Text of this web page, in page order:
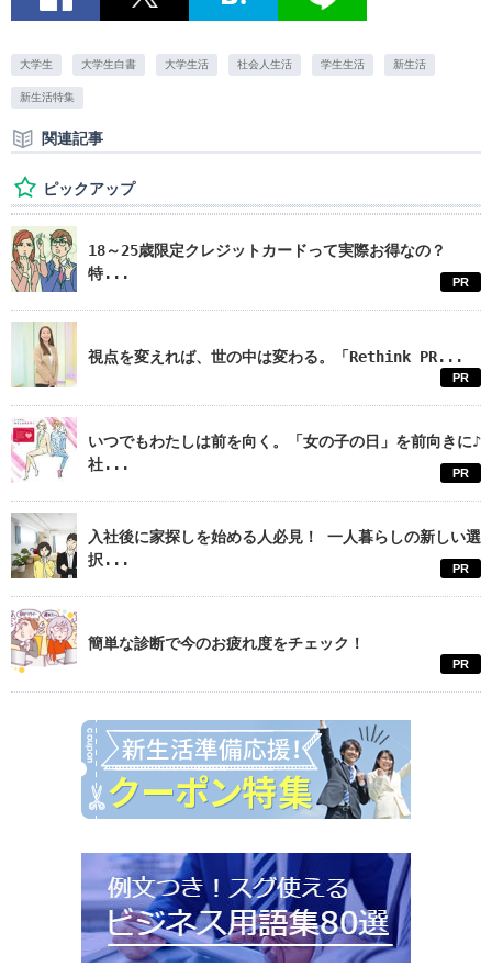
大学生 大学生白書 大学生活 社会人生活 学生生活 新生活
新生活特集
関連記事
ピックアップ
18～25歳限定クレジットカードって実際お得なの？
特...
PR
視点を変えれば、世の中は変わる。「Rethink PR...
PR
いつでもわたしは前を向く。「女の子の日」を前向きに♪
社...
PR
入社後に家探しを始める人必見！ 一人暮らしの新しい選
択...
PR
簡単な診断で今のお疲れ度をチェック！
PR